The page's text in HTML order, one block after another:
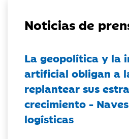
Noticias de
La geopolítica y la
artificial obligan a
replantear sus
crecimiento -
logísticas